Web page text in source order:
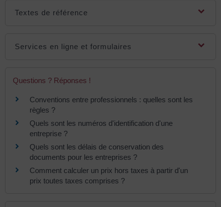
Textes de référence
Services en ligne et formulaires
Questions ? Réponses !
Conventions entre professionnels : quelles sont les
règles ?
Quels sont les numéros d'identification d'une
entreprise ?
Quels sont les délais de conservation des
documents pour les entreprises ?
Comment calculer un prix hors taxes à partir d'un
prix toutes taxes comprises ?